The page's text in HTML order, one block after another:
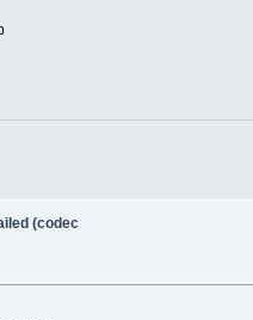
(codec